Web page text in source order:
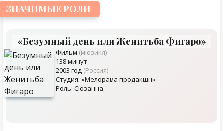
ЗНАЧИМЫЕ РОЛИ
«Безумный день или Женитьба Фигаро»
Фильм (мюзикл)
138 минут
2003 год (Россия)
Студия: «Мелорама продакшн»
Роль: Сюзанна